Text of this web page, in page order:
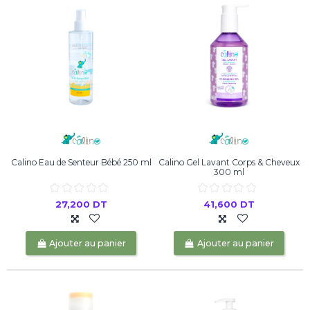
Calino Eau de Senteur Bébé 250 ml
27,200 DT
Ajouter au panier
Calino Gel Lavant Corps & Cheveux
300 ml
41,600 DT
Ajouter au panier